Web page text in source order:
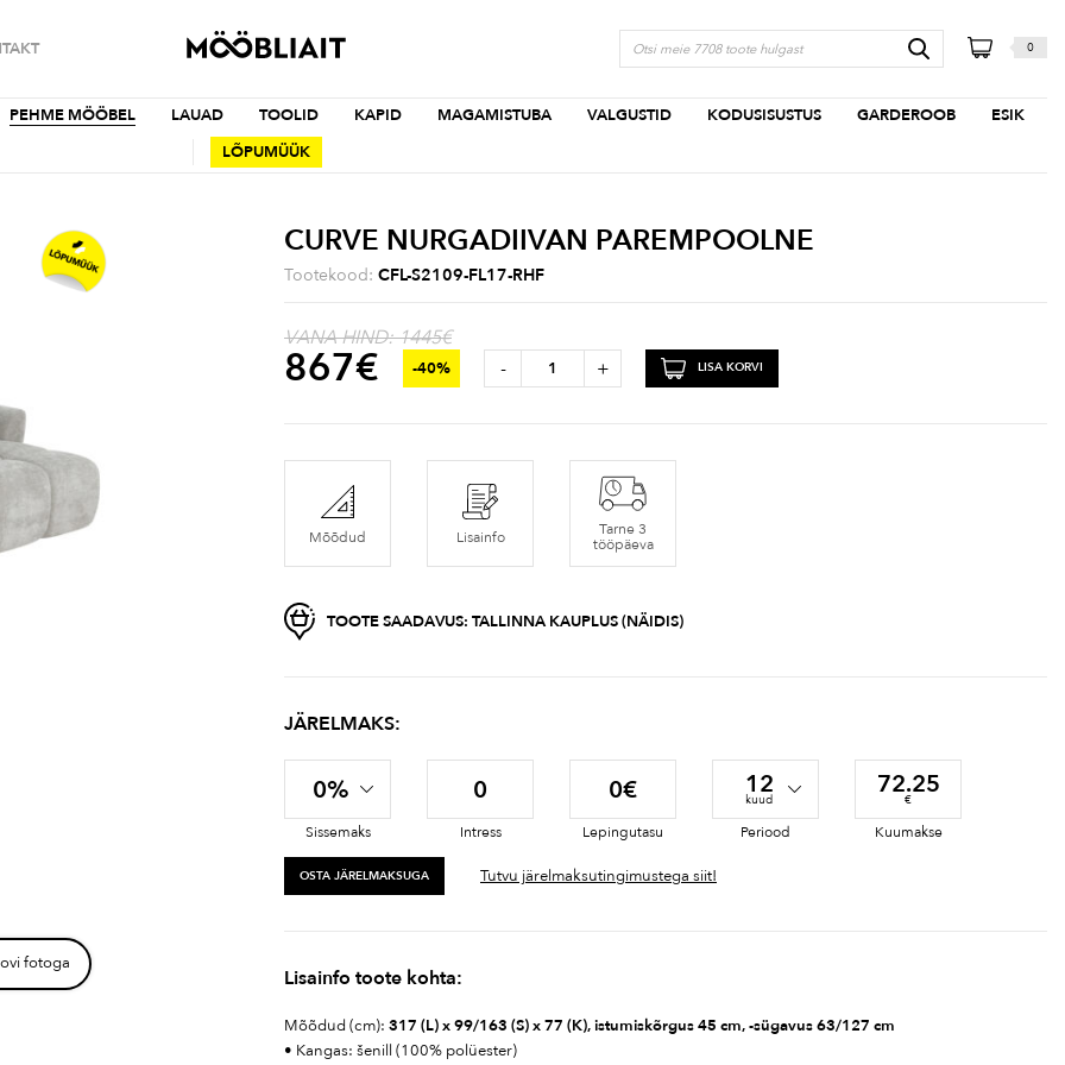
0
PEHME MÖÖBEL LAUAD TOOLID KAPID MAGAMISTUBA VALGUSTID KODUSISUSTUS GARDEROOB
ESIK
LÕPUMÜÜK
fotoga
CURVE NURGADIIVAN PAREMPOOLNE
Tootekood: CFL-S2109-FL17-RHF
VANA HIND: 1445€
867€ -40% - + LISA KORVI
Mõõdud Lisainfo
Tarne 3
tööpäeva
TOOTE SAADAVUS:TALLINNA KAUPLUS (NÄIDIS)
JÄRELMAKS:
0%
Sissemaks
0
Intress
0€
Lepingutasu
12
kuud
Periood
72.25
€
Kuumakse
OSTA JÄRELMAKSUGA Tutvu järelmaksutingimustega siit!
Lisainfo toote kohta:
Mõõdud (cm): 317 (L) x 99/163 (S) x 77 (K), istumiskõrgus 45 cm, -sügavus 63/127 cm
• Kangas: šenill (100% polüester)